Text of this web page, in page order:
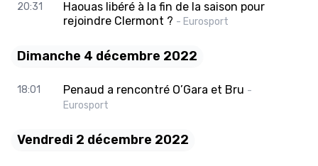
20:31
Haouas libéré à la fin de la saison pour
rejoindre Clermont ? - Eurosport
Dimanche 4 décembre 2022
18:01 Penaud a rencontré O’Gara et Bru -
Eurosport
Vendredi 2 décembre 2022